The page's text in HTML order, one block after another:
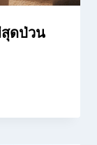
ดป่วน